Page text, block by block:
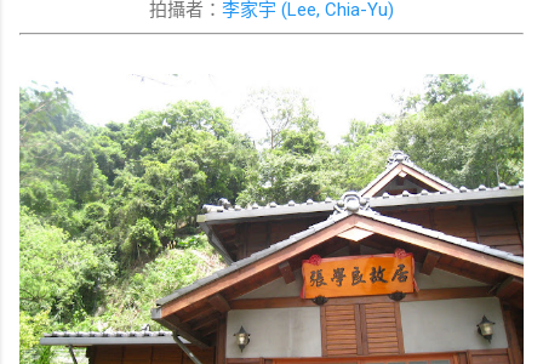
拍攝者： 李家宇 (Lee, Chia-Yu)